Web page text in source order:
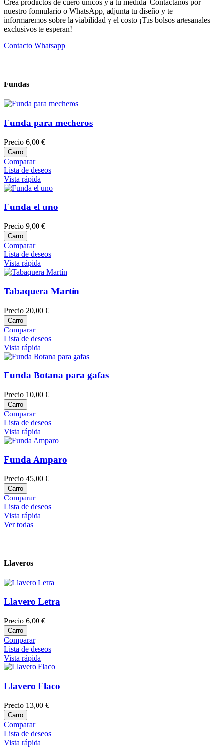
Crea productos de cuero únicos y a tu medida. Contáctanos por
nuestro formulario o WhatsApp, adjunta tu diseño y te
informaremos sobre la viabilidad y el costo ¡Tus bolsos artesanales
exclusivos te esperan!
Contacto Whatsapp
Fundas
Funda para mecheros
Precio 6,00 €
Carro
Comparar
Lista de deseos
Vista rápida
Funda el uno
Precio 9,00 €
Carro
Comparar
Lista de deseos
Vista rápida
Tabaquera Martín
Precio 20,00 €
Carro
Comparar
Lista de deseos
Vista rápida
Funda Botana para gafas
Precio 10,00 €
Carro
Comparar
Lista de deseos
Vista rápida
Funda Amparo
Precio 45,00 €
Carro
Comparar
Lista de deseos
Vista rápida
Ver todas
Llaveros
Llavero Letra
Precio 6,00 €
Carro
Comparar
Lista de deseos
Vista rápida
Llavero Flaco
Precio 13,00 €
Carro
Comparar
Lista de deseos
Vista rápida